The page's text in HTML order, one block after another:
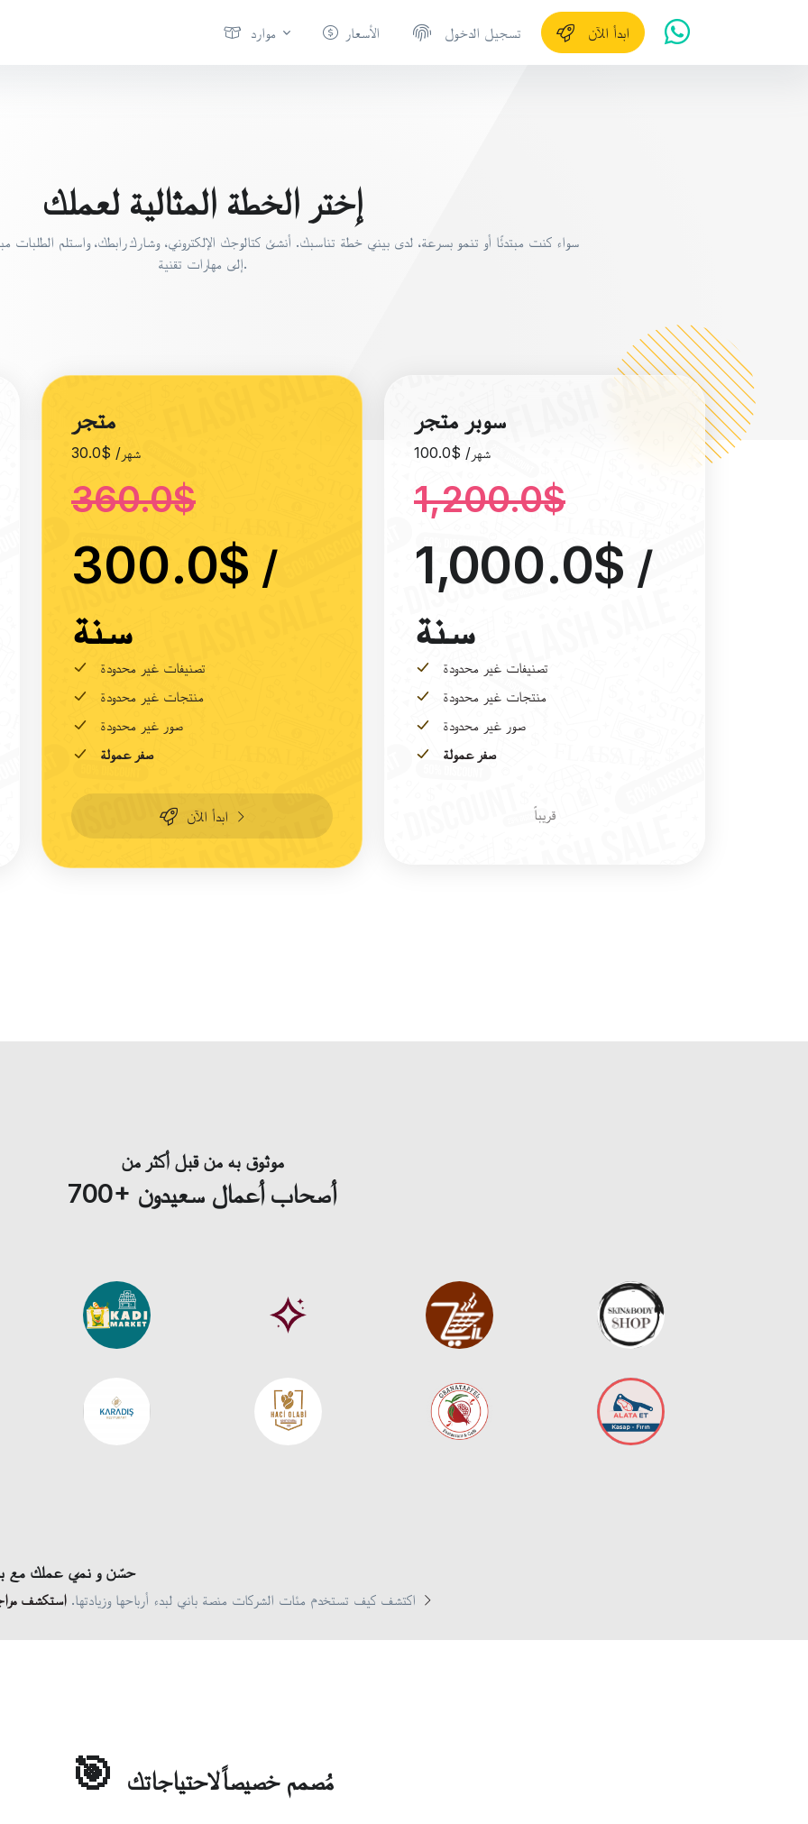
موارد الأسعار تسجيل الدخول ابدأ الآن
إختر الخطة المثالية لعملك
سواء كنت مبتدئًا أو تنمو بسرعة، لدى بيني خطة تناسبك. أنشئ كتالوجك الإلكتروني، وشارك رابطك، واستلم
إلى مهارات تقنية.
متجر
30.0$ /شهر
360.0$
300.0$ /
سنة
تصنيفات غير محدودة
منتجات غير محدودة
صور غير محدودة
صفر عمولة
سوبر متجر
100.0$ /شهر
1,200.0$
1,000.0$ /
سنة
تصنيفات غير محدودة
منتجات غير محدودة
صور غير محدودة
صفر عمولة
قريباً
موثوق به من قبل أكثر من
700+ أصحاب أعمال سعيدون
حسّن و نمي عملك مع
اكتشف كيف تستخدم مئات الشركات منصة باني لبدء أرباحها وزيادتها.
🎯 مُصمم خصيصاً لاحتياجاتك